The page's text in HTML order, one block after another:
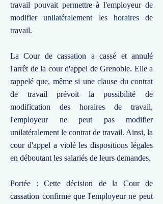
travail pouvait permettre à l'employeur de
modifier unilatéralement les horaires de
travail.
La Cour de cassation a cassé et annulé
l'arrêt de la cour d'appel de Grenoble. Elle a
rappelé que, même si une clause du contrat
de travail prévoit la possibilité de
modification des horaires de travail,
l'employeur ne peut pas modifier
unilatéralement le contrat de travail. Ainsi, la
cour d'appel a violé les dispositions légales
en déboutant les salariés de leurs demandes.
Portée : Cette décision de la Cour de
cassation confirme que l'employeur ne peut